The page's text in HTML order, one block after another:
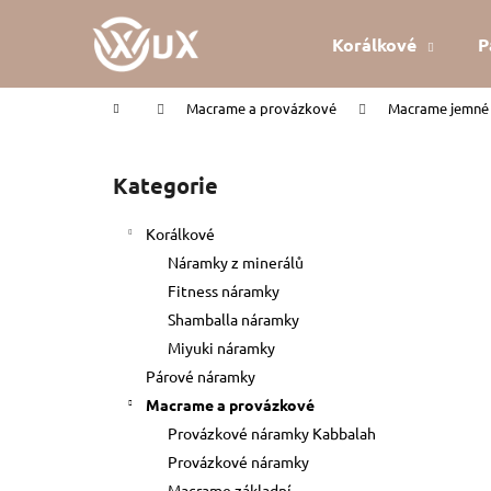
Korálkové
Domů Macrame a provázkové Macrame
Přeskočit
kategorie
Kategorie
Korálkové
Náramky z minerálů
Fitness náramky
Shamballa náramky
Miyuki náramky
Párové náramky
Macrame a provázkové
Provázkové náramky Kabbalah
Provázkové náramky
í
Zpět
do
Zpět
do
KABBALAH ČERVENÝ NÁRAMEK